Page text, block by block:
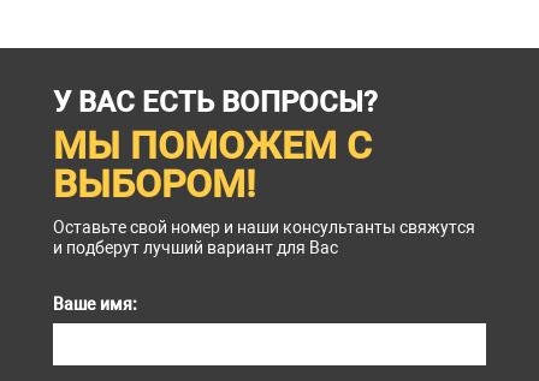
У ВАС ЕСТЬ ВОПРОСЫ?
МЫ ПОМОЖЕМ С
ВЫБОРОМ!
Оставьте свой номер и наши консультанты свяжутся
и подберут лучший вариант для Вас
Ваше имя: